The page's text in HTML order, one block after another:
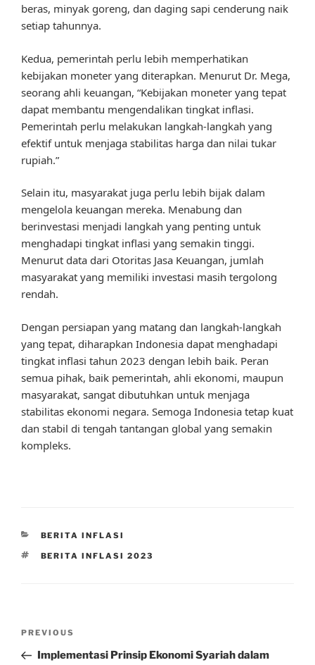
beras, minyak goreng, dan daging sapi cenderung naik
setiap tahunnya.
Kedua, pemerintah perlu lebih memperhatikan
kebijakan moneter yang diterapkan. Menurut Dr. Mega,
seorang ahli keuangan, “Kebijakan moneter yang tepat
dapat membantu mengendalikan tingkat inflasi.
Pemerintah perlu melakukan langkah-langkah yang
efektif untuk menjaga stabilitas harga dan nilai tukar
rupiah.”
Selain itu, masyarakat juga perlu lebih bijak dalam
mengelola keuangan mereka. Menabung dan
berinvestasi menjadi langkah yang penting untuk
menghadapi tingkat inflasi yang semakin tinggi.
Menurut data dari Otoritas Jasa Keuangan, jumlah
masyarakat yang memiliki investasi masih tergolong
rendah.
Dengan persiapan yang matang dan langkah-langkah
yang tepat, diharapkan Indonesia dapat menghadapi
tingkat inflasi tahun 2023 dengan lebih baik. Peran
semua pihak, baik pemerintah, ahli ekonomi, maupun
masyarakat, sangat dibutuhkan untuk menjaga
stabilitas ekonomi negara. Semoga Indonesia tetap kuat
dan stabil di tengah tantangan global yang semakin
kompleks.
CATEGORIES
BERITA INFLASI
TAGS
BERITA INFLASI 2023
Previous
Post
PREVIOUS
Implementasi Prinsip Ekonomi Syariah dalam